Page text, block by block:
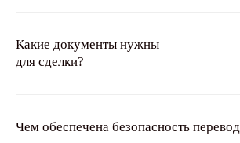
Какие документы нужны
для сделки?
Чем обеспечена безопасность